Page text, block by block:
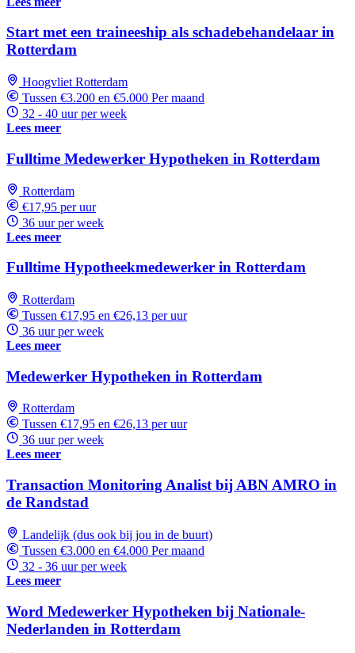
Start met een traineeship als schadebehandelaar in
Rotterdam
Hoogvliet Rotterdam
Tussen €3.200 en €5.000 Per maand
32 - 40 uur per week
Lees meer
Fulltime Medewerker Hypotheken in Rotterdam
Rotterdam
€17,95 per uur
36 uur per week
Lees meer
Fulltime Hypotheekmedewerker in Rotterdam
Rotterdam
Tussen €17,95 en €26,13 per uur
36 uur per week
Lees meer
Medewerker Hypotheken in Rotterdam
Rotterdam
Tussen €17,95 en €26,13 per uur
36 uur per week
Lees meer
Transaction Monitoring Analist bij ABN AMRO in
de Randstad
Landelijk (dus ook bij jou in de buurt)
Tussen €3.000 en €4.000 Per maand
32 - 36 uur per week
Lees meer
Word Medewerker Hypotheken bij Nationale-
Nederlanden in Rotterdam